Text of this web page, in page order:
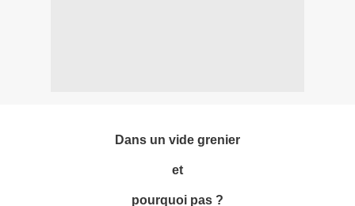
Dans un vide grenier
et
pourquoi pas ?